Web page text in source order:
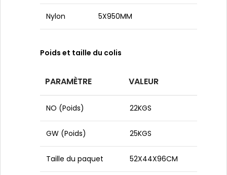
Nylon 5X950MM
Poids et taille du colis
PARAMÈTRE VALEUR
NO (Poids) 22KGS
GW (Poids) 25KGS
Taille du paquet 52X44X96CM